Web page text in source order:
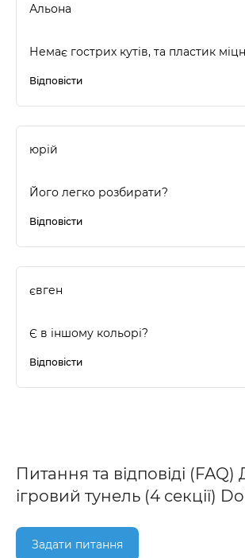
Альона
Немає гострих кутів, та пластик
Відповісти
юрій
Його легко розбирати?
Відповісти
євген
Є в іншому кольорі?
Відповісти
Питання та відповіді
ігровий тунель (4 секції)
Задати питання